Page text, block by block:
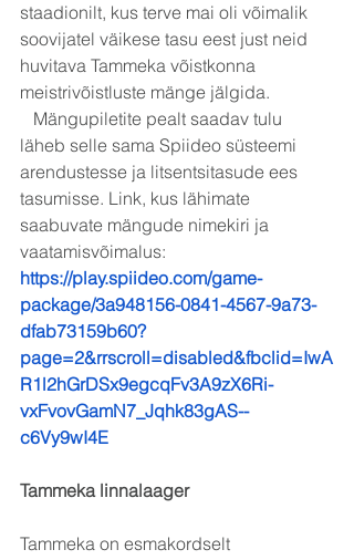
staadionilt, kus terve mai oli võimalik
soovijatel väikese tasu eest just neid
huvitava Tammeka võistkonna
meistrivõistluste mänge jälgida.
läheb selle sama Spiideo süsteemi
arendustesse ja litsentsitasude ees
tasumisse. Link, kus lähimate
saabuvate mängude nimekiri ja
vaatamisvõimalus:
https://play.spiideo.com/game-
package/3a948156-0841-4567-9a73-
dfab73159b60?
page=2&rrscroll=disabled&fbclid=IwA
R1l2hGrDSx9egcqFv3A9zX6Ri-
vxFvovGamN7_Jqhk83gAS--
c6Vy9wI4E
Tammeka linnalaager
Tammeka on esmakordselt